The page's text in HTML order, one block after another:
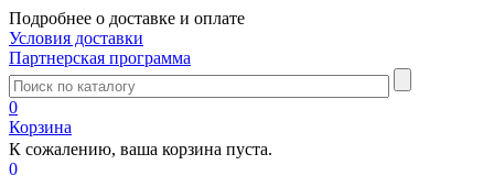
Подробнее о доставке и оплате
Условия доставки
Партнерская программа
0
Корзина
К сожалению, ваша корзина пуста.
0